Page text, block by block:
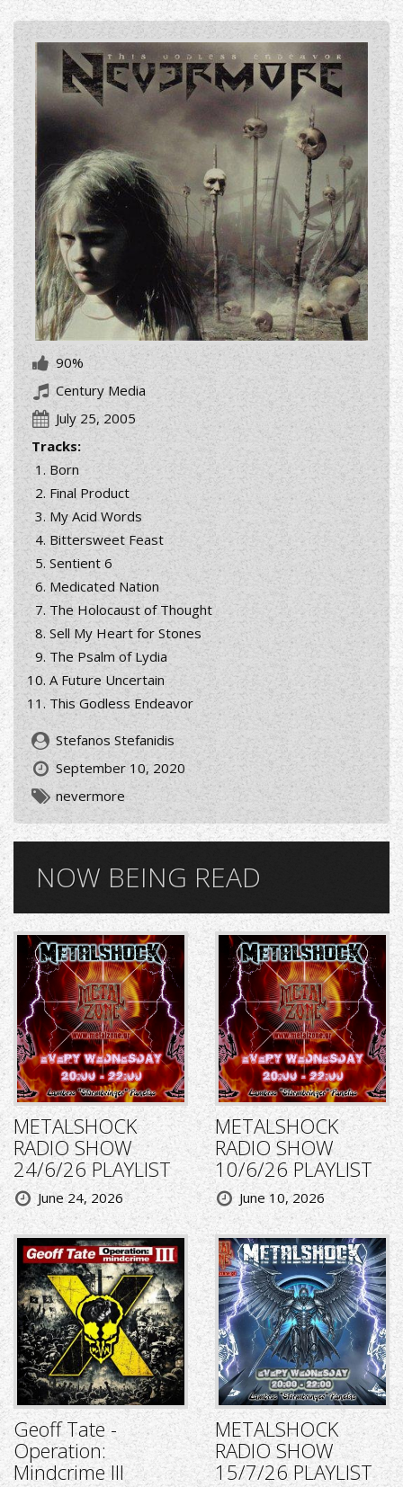
90%
Century Media
July 25, 2005
Tracks:
Born
Final Product
My Acid Words
Bittersweet Feast
Sentient 6
Medicated Nation
The Holocaust of Thought
Sell My Heart for Stones
The Psalm of Lydia
A Future Uncertain
This Godless Endeavor
Stefanos Stefanidis
September 10, 2020
nevermore
NOW BEING READ
METALSHOCK
RADIO SHOW
24/6/26 PLAYLIST
June 24, 2026
METALSHOCK
RADIO SHOW
10/6/26 PLAYLIST
June 10, 2026
Geoff Tate -
Operation:
Mindcrime III
METALSHOCK
RADIO SHOW
15/7/26 PLAYLIST